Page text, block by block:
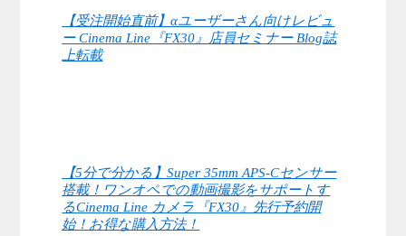
【受注開始直前】αユーザーさん向けレビュ
ー Cinema Line『FX30』店員セミナー Blog誌
上転載
【5分で分かる】Super 35mm APS-Cセンサー
搭載！ワンオペでの動画撮影をサポートす
るCinema Line カメラ『FX30』先行予約開
始！お得な購入方法！